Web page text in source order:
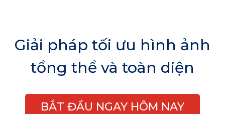
Giải pháp tối ưu hình ảnh
tổng thể và toàn diện
BẮT ĐẦU NGAY HÔM NAY